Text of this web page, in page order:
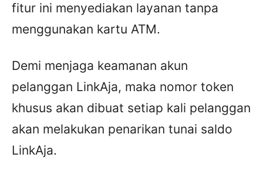
fitur ini menyediakan layanan tanpa
menggunakan kartu ATM.
Demi menjaga keamanan akun
pelanggan LinkAja, maka nomor token
khusus akan dibuat setiap kali pelanggan
akan melakukan penarikan tunai saldo
LinkAja.